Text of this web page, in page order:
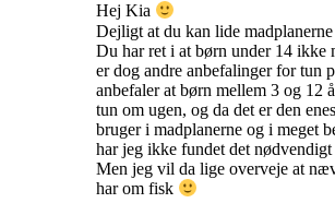
Hej Kia
Dejligt at du kan lide madplanerne
Du har ret i at børn under 14 ikke
er dog andre anbefalinger for tun
anbefaler at børn mellem 3 og 12
tun om ugen, og da det er den
bruger i madplanerne og i meget
har jeg ikke fundet det nødvendigt
Men jeg vil da lige overveje at
har om fisk